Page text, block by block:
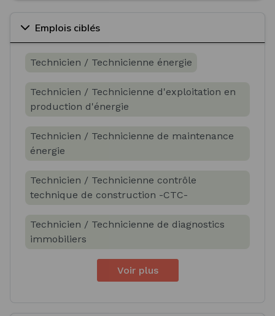
Emplois ciblés
Technicien / Technicienne énergie
Technicien / Technicienne d'exploitation en
production d'énergie
Technicien / Technicienne de maintenance
énergie
Technicien / Technicienne contrôle
technique de construction -CTC-
Technicien / Technicienne de diagnostics
immobiliers
Voir plus